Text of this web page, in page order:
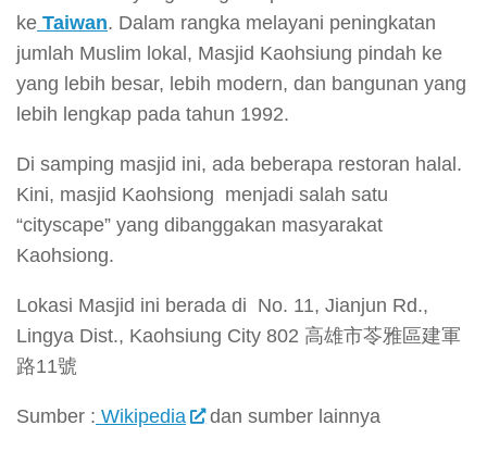
ke Taiwan. Dalam rangka melayani peningkatan
jumlah Muslim lokal, Masjid Kaohsiung pindah ke
yang lebih besar, lebih modern, dan bangunan yang
lebih lengkap pada tahun 1992.
Di samping masjid ini, ada beberapa restoran halal.
Kini, masjid Kaohsiong menjadi salah satu
“cityscape” yang dibanggakan masyarakat
Kaohsiong.
Lokasi Masjid ini berada di No. 11, Jianjun Rd.,
Lingya Dist., Kaohsiung City 802 高雄市苓雅區建軍
路11號
Sumber : Wikipedia dan sumber lainnya